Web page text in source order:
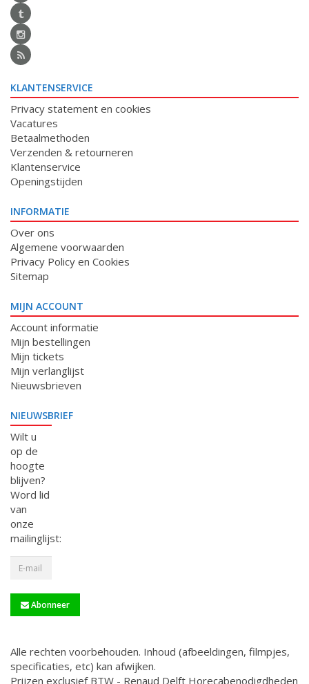
KLANTENSERVICE
Privacy statement en cookies
Vacatures
Betaalmethoden
Verzenden & retourneren
Klantenservice
Openingstijden
INFORMATIE
Over ons
Algemene voorwaarden
Privacy Policy en Cookies
Sitemap
MIJN ACCOUNT
Account informatie
Mijn bestellingen
Mijn tickets
Mijn verlanglijst
Nieuwsbrieven
NIEUWSBRIEF
Wilt u
op de
hoogte
blijven?
Word lid
van
onze
mailinglijst:
Abonneer
Alle rechten voorbehouden. Inhoud (afbeeldingen, filmpjes,
specificaties, etc) kan afwijken.
Prijzen exclusief BTW - Renaud Delft Horecabenodigdheden